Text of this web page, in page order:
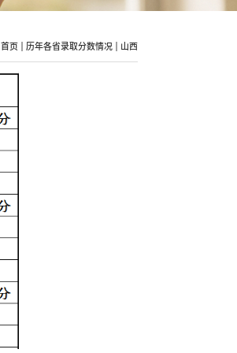
首页 历年各省录取分数情况 山西